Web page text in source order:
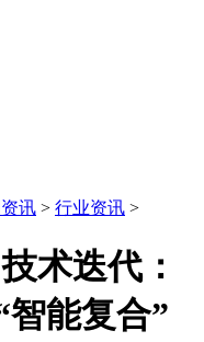
讯 > 行业资讯 >
术迭代：
智能复合”